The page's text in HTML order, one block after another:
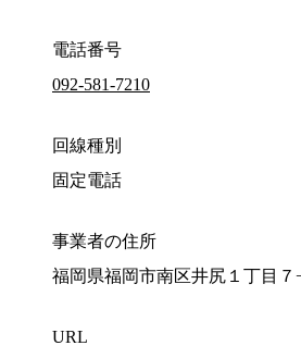
電話番号
092-581-7210
回線種別
固定電話
事業者の住所
福岡県福岡市南区井尻１丁目７
URL